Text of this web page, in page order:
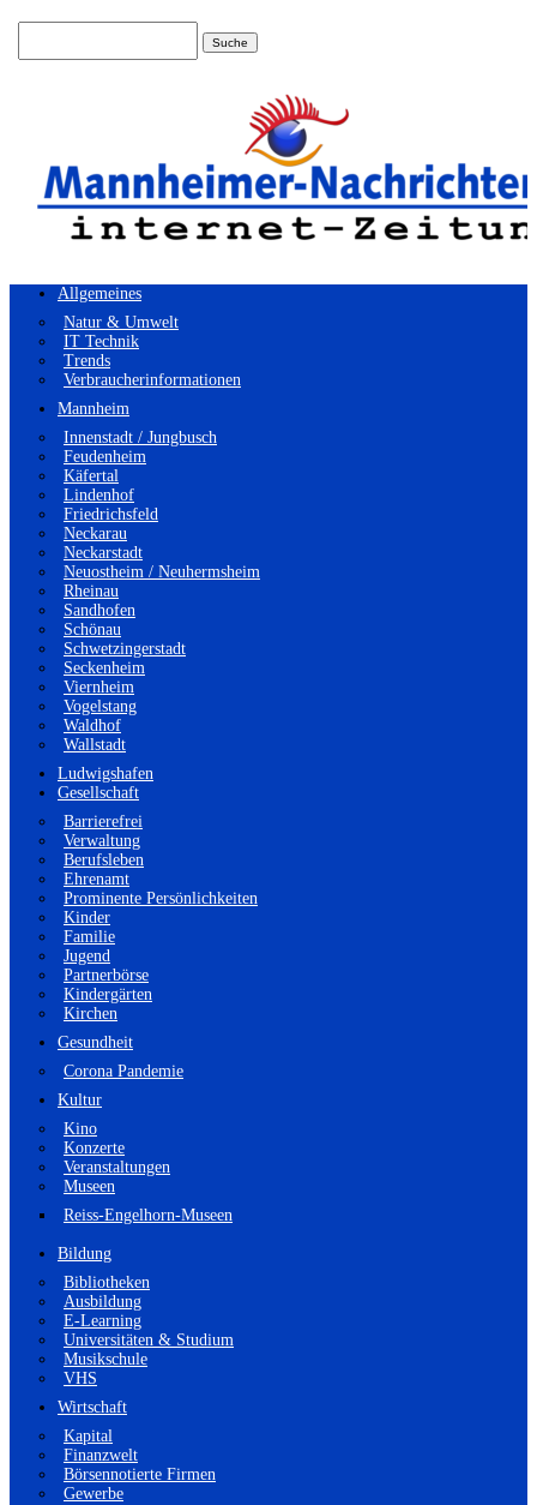
Allgemeines
Natur & Umwelt
IT Technik
Trends
Verbraucherinformationen
Mannheim
Innenstadt / Jungbusch
Feudenheim
Käfertal
Lindenhof
Friedrichsfeld
Neckarau
Neckarstadt
Neuostheim / Neuhermsheim
Rheinau
Sandhofen
Schönau
Schwetzingerstadt
Seckenheim
Viernheim
Vogelstang
Waldhof
Wallstadt
Ludwigshafen
Gesellschaft
Barrierefrei
Verwaltung
Berufsleben
Ehrenamt
Prominente Persönlichkeiten
Kinder
Familie
Jugend
Partnerbörse
Kindergärten
Kirchen
Gesundheit
Corona Pandemie
Kultur
Kino
Konzerte
Veranstaltungen
Museen
Reiss-Engelhorn-Museen
Bildung
Bibliotheken
Ausbildung
E-Learning
Universitäten & Studium
Musikschule
VHS
Wirtschaft
Kapital
Finanzwelt
Börsennotierte Firmen
Gewerbe